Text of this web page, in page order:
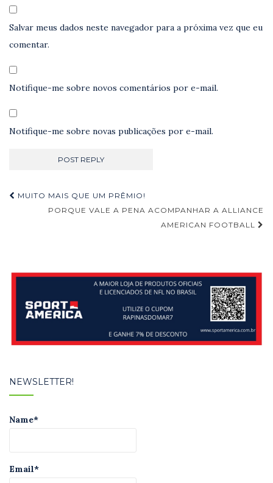
Salvar meus dados neste navegador para a próxima vez que eu
comentar.
Notifique-me sobre novos comentários por e-mail.
Notifique-me sobre novas publicações por e-mail.
Navegação
MUITO MAIS QUE UM PRÊMIO!
PORQUE VALE A PENA ACOMPANHAR A ALLIANCE
AMERICAN FOOTBALL
NEWSLETTER!
Name*
Email*